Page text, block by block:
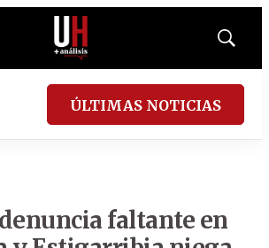
Mostrar
ÚLTIMAS NOTICIAS
faltante en